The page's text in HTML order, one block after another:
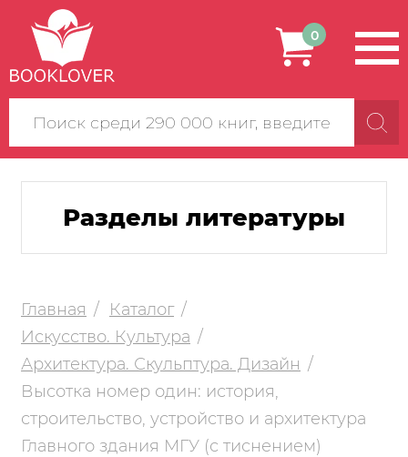
Поиск
по
сайту
0
Разделы литературы
Главная
Каталог
Искусство. Культура
Архитектура. Скульптура. Дизайн
Высотка номер один: история,
строительство, устройство и архитектура
Главного здания МГУ (с тиснением)